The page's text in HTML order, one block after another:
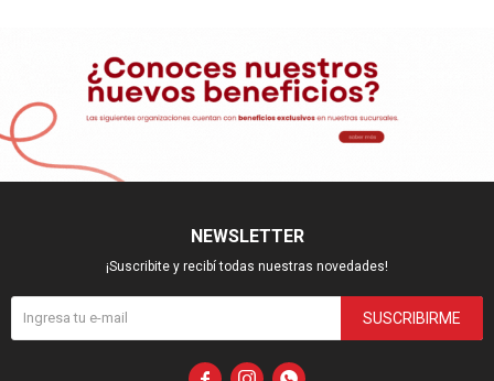
NEWSLETTER
¡Suscribite y recibí todas nuestras novedades!
SUSCRIBIRME